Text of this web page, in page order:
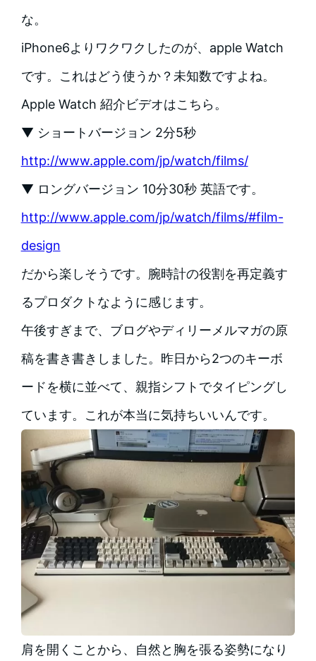
な。
iPhone6よりワクワクしたのが、apple Watch
です。これはどう使うか？未知数ですよね。
Apple Watch 紹介ビデオはこちら。
▼ ショートバージョン 2分5秒
http://www.apple.com/jp/watch/films/
▼ ロングバージョン 10分30秒 英語です。
http://www.apple.com/jp/watch/films/#film-
design
だから楽しそうです。腕時計の役割を再定義す
るプロダクトなように感じます。
午後すぎまで、ブログやディリーメルマガの原
稿を書き書きしました。昨日から2つのキーボ
ードを横に並べて、親指シフトでタイピングし
ています。これが本当に気持ちいいんです。
肩を開くことから、自然と胸を張る姿勢になり